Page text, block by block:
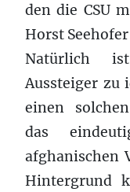
den die CSU
Horst
Natürlich
Aussteiger zu
einen
das
afghanischen
Hintergrund